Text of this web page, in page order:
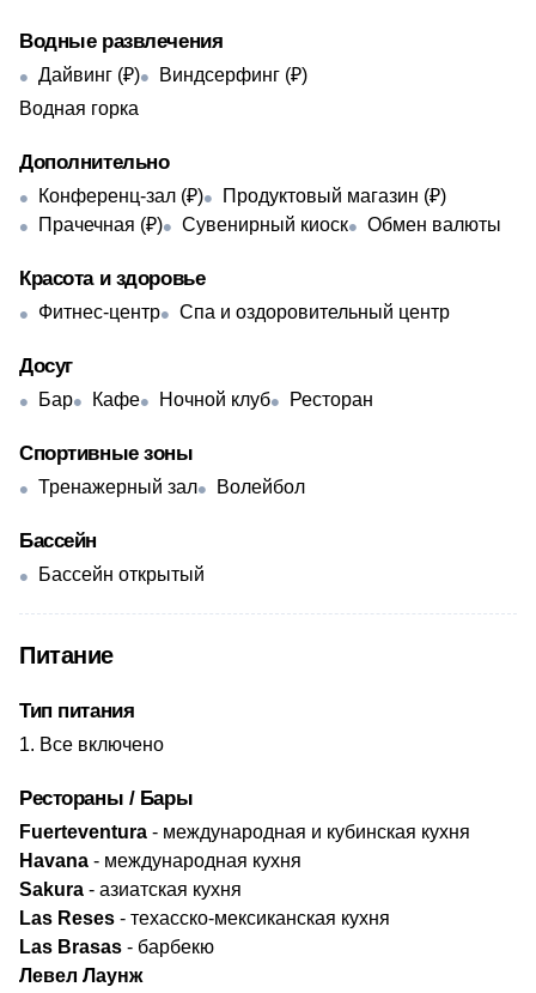
Водные развлечения
Дайвинг (₽)
Виндсерфинг (₽)
Водная горка
Дополнительно
Конференц-зал (₽)
Продуктовый магазин (₽)
Прачечная (₽)
Сувенирный киоск Обмен валюты
Красота и здоровье
Фитнес-центр Спа и оздоровительный центр
Досуг
Бар Кафе Ночной клуб Ресторан
Спортивные зоны
Тренажерный зал Волейбол
Бассейн
Бассейн открытый
Питание
Тип питания
Все включено
Рестораны / Бары
Fuerteventura - международная и кубинская кухня
Havana - международная кухня
Sakura - азиатская кухня
Las Reses - техасско-мексиканская кухня
Las Brasas - барбекю
​Левел Лаунж